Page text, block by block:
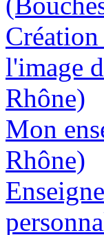
l'image
Rhône)
Mon
Rhône)